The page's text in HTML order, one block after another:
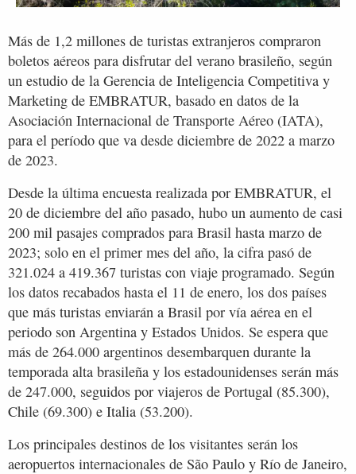
Más de 1,2 millones de turistas extranjeros compraron
boletos aéreos para disfrutar del verano brasileño, según
un estudio de la Gerencia de Inteligencia Competitiva y
Marketing de EMBRATUR, basado en datos de la
Asociación Internacional de Transporte Aéreo (IATA),
para el período que va desde diciembre de 2022 a marzo
de 2023.
Desde la última encuesta realizada por EMBRATUR, el
20 de diciembre del año pasado, hubo un aumento de casi
200 mil pasajes comprados para Brasil hasta marzo de
2023; solo en el primer mes del año, la cifra pasó de
321.024 a 419.367 turistas con viaje programado. Según
los datos recabados hasta el 11 de enero, los dos países
que más turistas enviarán a Brasil por vía aérea en el
periodo son Argentina y Estados Unidos. Se espera que
más de 264.000 argentinos desembarquen durante la
temporada alta brasileña y los estadounidenses serán más
de 247.000, seguidos por viajeros de Portugal (85.300),
Chile (69.300) e Italia (53.200).
Los principales destinos de los visitantes serán los
aeropuertos internacionales de São Paulo y Río de Janeiro,